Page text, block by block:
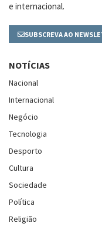
e internacional.
SUBSCREVA AO
NOTÍCIAS
Nacional
Internacional
Negócio
Tecnologia
Desporto
Cultura
Sociedade
Política
Religião